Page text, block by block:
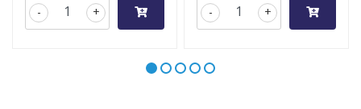
+
- +
-